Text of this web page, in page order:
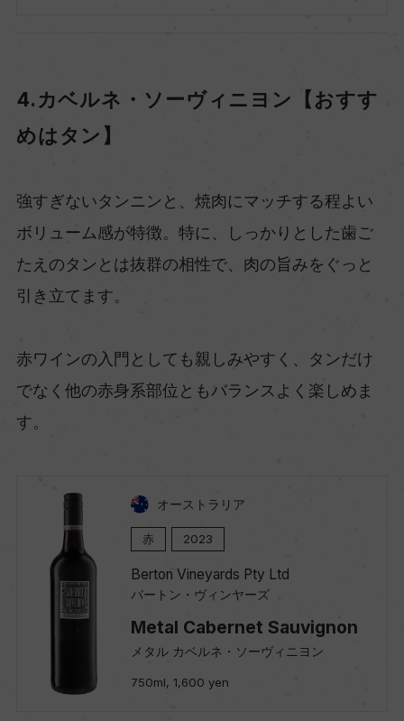
4.カベルネ・ソーヴィニヨン【おすす
めはタン】
強すぎないタンニンと、焼肉にマッチする程よい
ボリューム感が特徴。特に、しっかりとした歯ご
たえのタンとは抜群の相性で、肉の旨みをぐっと
引き立てます。
赤ワインの入門としても親しみやすく、タンだけ
でなく他の赤身系部位ともバランスよく楽しめま
す。
オーストラリア
赤 2023
Berton Vineyards Pty Ltd
バートン・ヴィンヤーズ
Metal Cabernet Sauvignon
メタル カベルネ・ソーヴィニヨン
750ml, 1,600 yen